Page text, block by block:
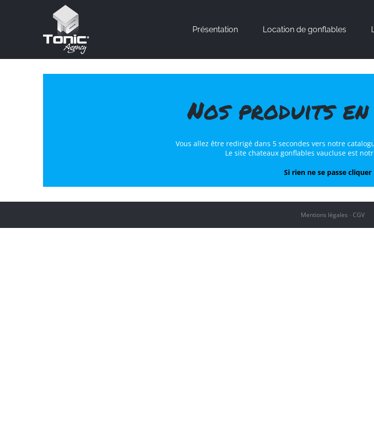
Présentation Location de gonflables
Nos produits
Vous allez être redirigé dans 5 secondes vers notre
Le site chateaux gonflables vaucluse est
Si rien ne se passe cliquer
Mentions légales - CGV